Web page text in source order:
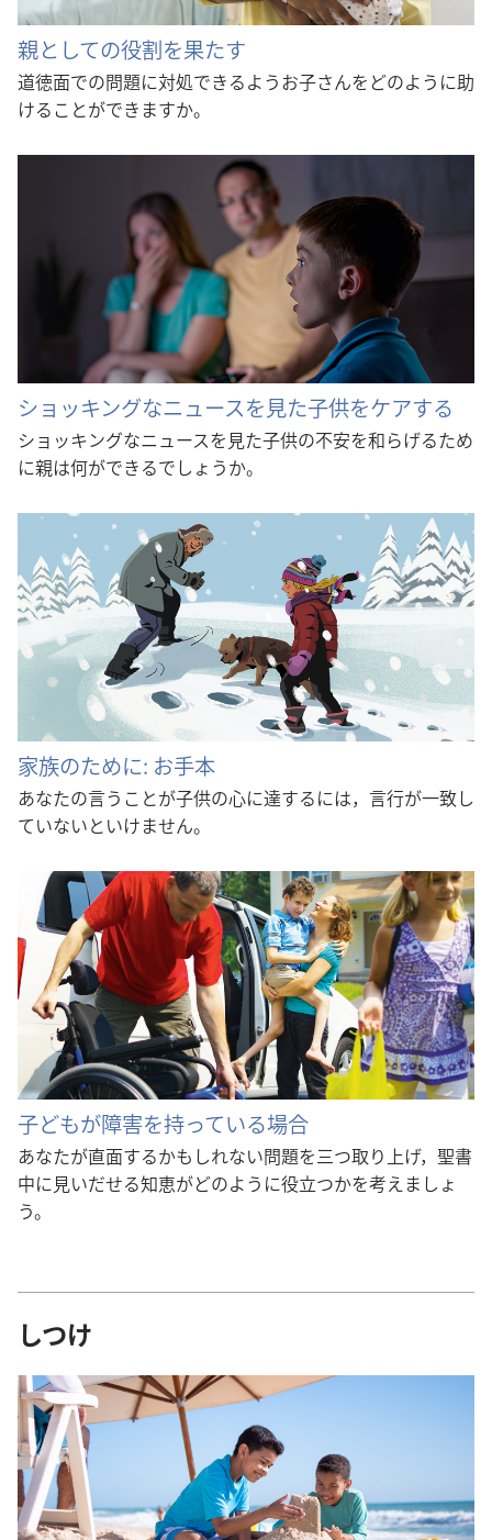
親としての役割を果たす
道徳面での問題に対処できるようお子さんをどのように助
けることができますか。
ショッキングなニュースを見た子供をケアする
ショッキングなニュースを見た子供の不安を和らげるため
に親は何ができるでしょうか。
家族のために: お手本
あなたの言うことが子供の心に達するには，言行が一致し
ていないといけません。
子どもが障害を持っている場合
あなたが直面するかもしれない問題を三つ取り上げ，聖書
中に見いだせる知恵がどのように役立つかを考えましょ
う。
しつけ